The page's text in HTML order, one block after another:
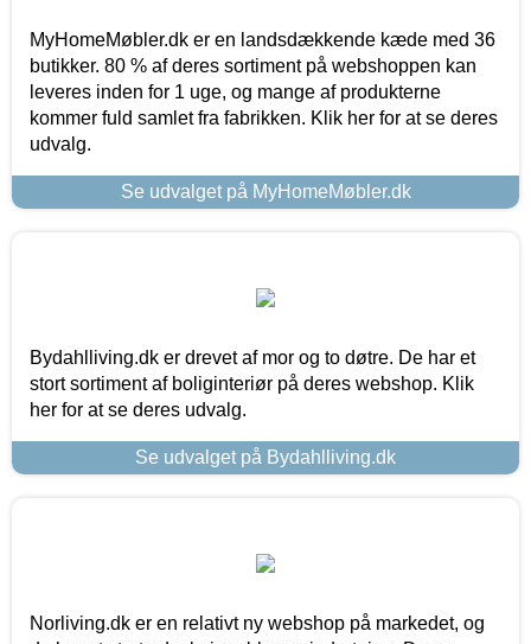
MyHomeMøbler.dk er en landsdækkende kæde med 36
butikker. 80 % af deres sortiment på webshoppen kan
leveres inden for 1 uge, og mange af produkterne
kommer fuld samlet fra fabrikken. Klik her for at se deres
udvalg.
Se udvalget på MyHomeMøbler.dk
Bydahlliving.dk er drevet af mor og to døtre. De har et
stort sortiment af boliginteriør på deres webshop. Klik
her for at se deres udvalg.
Se udvalget på Bydahlliving.dk
Norliving.dk er en relativt ny webshop på markedet, og